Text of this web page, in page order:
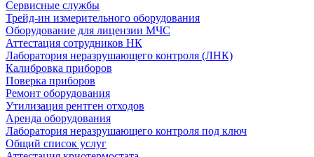
Сервисные службы
Трейд-ин измерительного оборудования
Оборудование для лицензии МЧС
Аттестация сотрудников НК
Лаборатория неразрушающего контроля (ЛНК)
Калибровка приборов
Поверка приборов
Ремонт оборудования
Утилизация рентген отходов
Аренда оборудования
Лаборатория неразрушающего контроля под ключ
Общий список услуг